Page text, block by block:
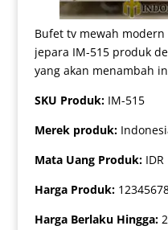
Bufet tv mewah
jepara IM-515 produk
yang akan menambah
SKU Produk: IM-515
Merek produk:
Mata Uang Produk: IDR
Harga Produk:
Harga Berlaku Hingga: